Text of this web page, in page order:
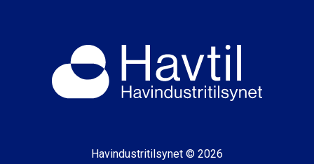
Havindustritilsynet © 2026